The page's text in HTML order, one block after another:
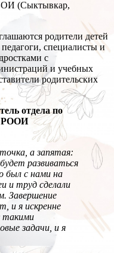
(Сыктывкар,
родители детей
специалисты и
с
и учебных
родительских
отдела по
РООИ
а запятая:
развиваться
был с нами на
и труд сделали
Завершение
и я искренне
такими
задачи, и я